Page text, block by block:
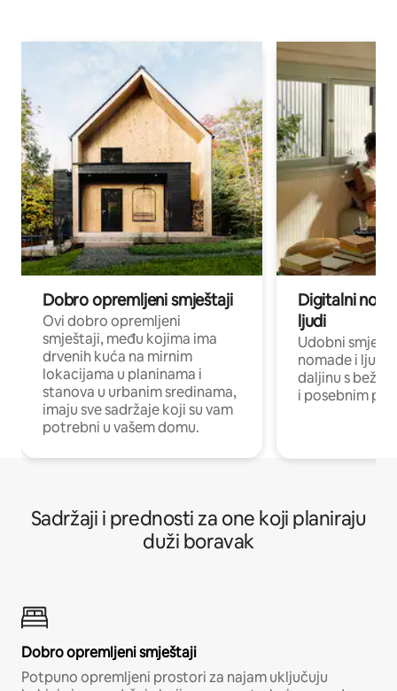
Dobro opremljeni smještaji
Ovi dobro opremljeni
smještaji, među kojima ima
drvenih kuća na mirnim
lokacijama u planinama i
stanova u urbanim sredinama,
imaju sve sadržaje koji su vam
potrebni u vašem domu.
Digitalni
ljudi
Udobni
nomade i ljude
daljinu s
i posebnim
Sadržaji i prednosti za one koji planiraju
duži boravak
Dobro opremljeni smještaji
Potpuno opremljeni prostori za najam uključuju